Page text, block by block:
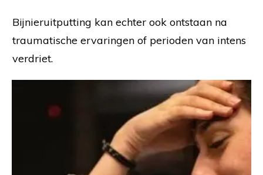
Bijnieruitputting kan echter ook ontstaan na
traumatische ervaringen of perioden van intens
verdriet.